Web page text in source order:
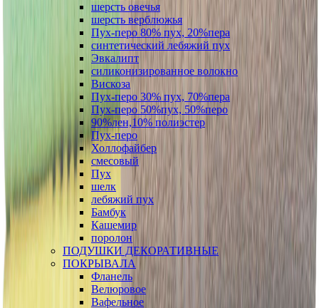
шерсть овечья
шерсть верблюжья
Пух-перо 80% пух, 20%пера
синтетический лебяжий пух
Эвкалипт
силиконизированное волокно
Вискоза
Пух-перо 30% пух, 70%пера
Пух-перо 50%пух, 50%перо
90%лен,10% полиэстер
Пух-перо
Холлофайбер
смесовый
Пух
шелк
лебяжий пух
Бамбук
Кашемир
поролон
ПОДУШКИ ДЕКОРАТИВНЫЕ
ПОКРЫВАЛА
Фланель
Велюровое
Вафельное